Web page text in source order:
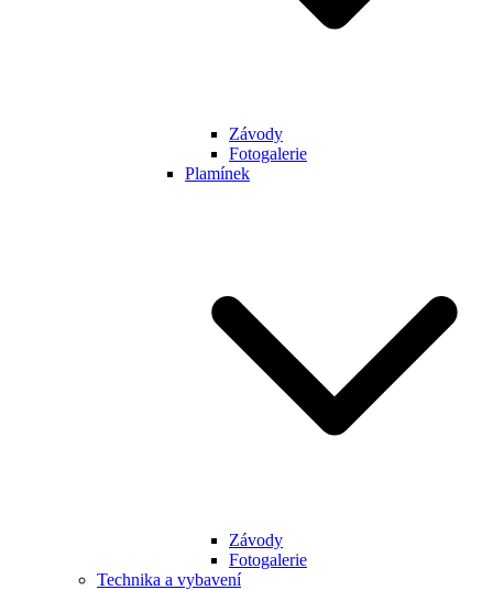
Závody
Fotogalerie
Plamínek
Závody
Fotogalerie
Technika a vybavení